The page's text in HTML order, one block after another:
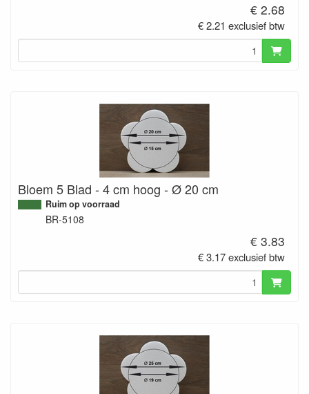
€ 2.68
€ 2.21 exclusief btw
Bloem 5 Blad - 4 cm hoog - Ø 20 cm
Ruim op voorraad
BR-5108
€ 3.83
€ 3.17 exclusief btw